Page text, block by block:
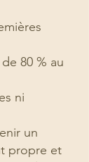
80 % au
ni
un
propre et